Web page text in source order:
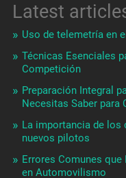
Latest
Uso de telemetría en
Técnicas Esenciales
Competición
Preparación Integral
Necesitas Saber para
La importancia de
nuevos pilotos
Errores Comunes
en Automovilismo